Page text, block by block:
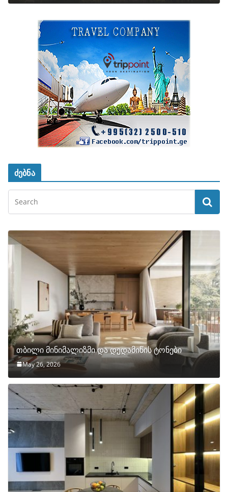
ძებნა
თბილი მინიმალიზმი და დედამიწის ტონები
May 26, 2026